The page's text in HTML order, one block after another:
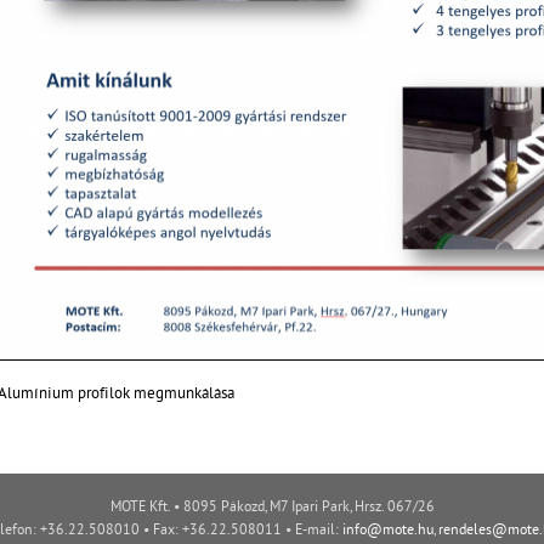
profilok megmunkálása
MOTE Kft. • 8095 Pákozd, M7 Ipari Park, Hrsz. 067/26
+36.22.508010 • Fax: +36.22.508011 • E-mail: info@mote.hu,